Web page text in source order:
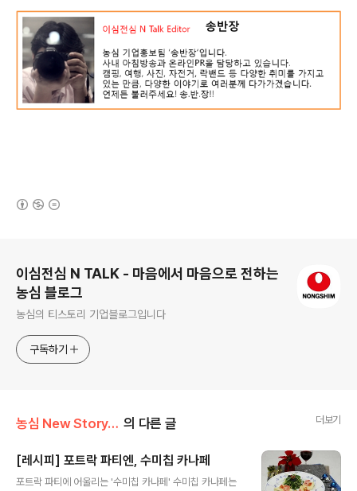
이심전심 N TALK - 마음에서 마음으로 전하는
농심 블로그
농심의 티스토리 기업블로그입니다
구독하기
농심 New Story/Food N 의 다른 글 더보기
[레시피] 포트락 파티엔, 수미칩 카나페
포트락 파티에 어울리는 '수미칩 카나페' 수미칩 카나페는